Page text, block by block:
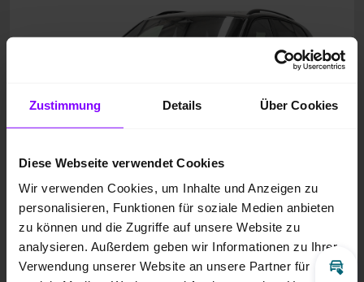
Zustimmung Details Über Cookies
Diese Webseite verwendet Cookies
Wir verwenden Cookies, um Inhalte und Anzeigen zu
personalisieren, Funktionen für soziale Medien anbieten
zu können und die Zugriffe auf unsere Website zu
analysieren. Außerdem geben wir Informationen zu Ihrer
Verwendung unserer Website an unsere Partner für